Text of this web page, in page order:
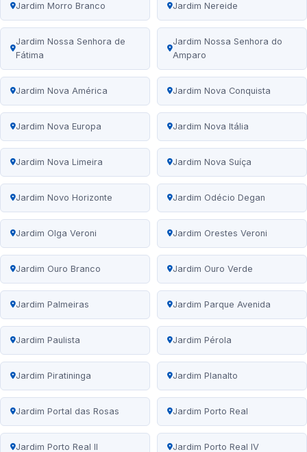
Jardim Morro Branco Jardim Nereide
Jardim Nossa Senhora de
Fátima
Jardim Nossa Senhora do
Amparo
Jardim Nova América Jardim Nova Conquista
Jardim Nova Europa Jardim Nova Itália
Jardim Nova Limeira Jardim Nova Suíça
Jardim Novo Horizonte Jardim Odécio Degan
Jardim Olga Veroni Jardim Orestes Veroni
Jardim Ouro Branco Jardim Ouro Verde
Jardim Palmeiras Jardim Parque Avenida
Jardim Paulista Jardim Pérola
Jardim Piratininga Jardim Planalto
Jardim Portal das Rosas Jardim Porto Real
Jardim Porto Real II Jardim Porto Real IV